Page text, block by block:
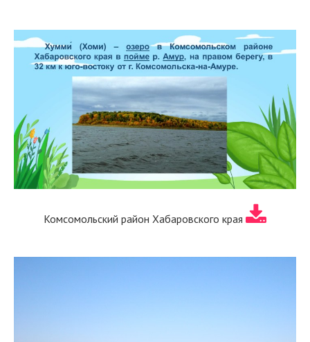
Комсомольский район Хабаровского края